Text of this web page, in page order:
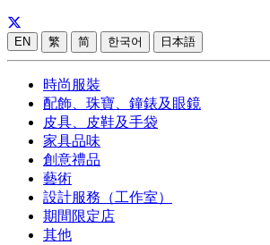
EN 繁 简 한국어 日本語
時尚服裝
配飾、珠寶、鐘錶及眼鏡
皮具、皮鞋及手袋
家具品味
創意禮品
藝術
設計服務（工作室）
期間限定店
其他